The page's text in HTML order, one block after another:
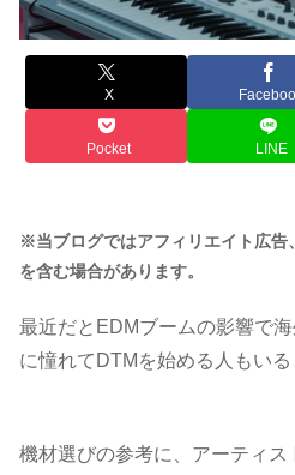
X
Pocket LINE
※当ブログではアフィリエイト広告
を含む場合があります。
最近だとEDMブームの影響で
に憧れてDTMを始める人もいる
機材選びの参考に、アーティ